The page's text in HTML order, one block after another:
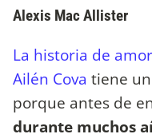
Alexis Mac Allister
La historia de
Ailén Cova tiene
porque antes de
durante muchos